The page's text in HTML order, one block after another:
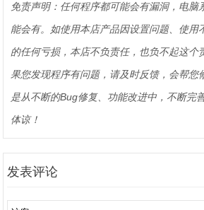
免责声明：任何程序都可能会有漏洞，电脑
能会有。如使用本店产品因设置问题、使用
的任何亏损，本店不负责任，也负不起这个
果您发现程序有问题，请及时反馈，会帮您
是从不断的Bug修复、功能改进中，不断完
体谅！
发表评论